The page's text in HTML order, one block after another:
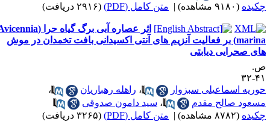
| متن کامل (PDF) (۲۹۱۶ دریافت)
اثر عصاره آبی برگ گیاه حرا (Avicennia
marina) بر فعالیت آنزیم های آنتی اکسیدانی بافت تخمدان در موش
دیابتی
سبزوار ، راهله رهباریان
،
مقدم
، سید دامون صدوقی
| متن کامل (PDF) (۳۲۶۵ دریافت)